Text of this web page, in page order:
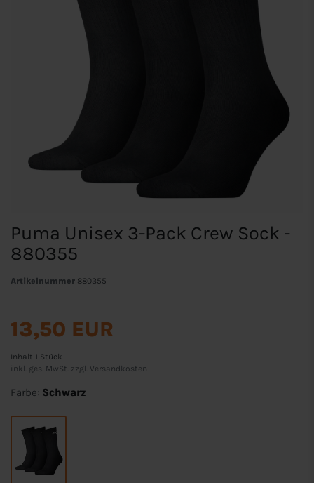
Puma Unisex 3-Pack Crew Sock -
880355
Artikelnummer 880355
13,50 EUR
Inhalt 1 Stück
inkl. ges. MwSt. zzgl. Versandkosten
Farbe: Schwarz